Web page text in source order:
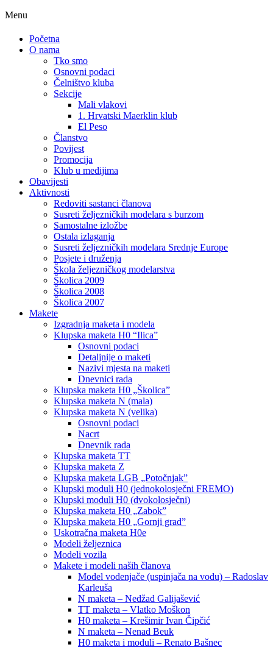
Menu
Početna
O nama
Tko smo
Osnovni podaci
Čelništvo kluba
Sekcije
Mali vlakovi
1. Hrvatski Maerklin klub
El Peso
Članstvo
Povijest
Promocija
Klub u medijima
Obavijesti
Aktivnosti
Redoviti sastanci članova
Susreti željezničkih modelara s burzom
Samostalne izložbe
Ostala izlaganja
Susreti željezničkih modelara Srednje Europe
Posjete i druženja
Škola željezničkog modelarstva
Školica 2009
Školica 2008
Školica 2007
Makete
Izgradnja maketa i modela
Klupska maketa H0 “Ilica”
Osnovni podaci
Detaljnije o maketi
Nazivi mjesta na maketi
Dnevnici rada
Klupska maketa H0 „Školica”
Klupska maketa N (mala)
Klupska maketa N (velika)
Osnovni podaci
Nacrt
Dnevnik rada
Klupska maketa TT
Klupska maketa Z
Klupska maketa LGB „Potočnjak”
Klupski moduli H0 (jednokolosječni FREMO)
Klupski moduli H0 (dvokolosječni)
Klupska maketa H0 „Zabok”
Klupska maketa H0 „Gornji grad”
Uskotračna maketa H0e
Modeli željeznica
Modeli vozila
Makete i modeli naših članova
Model vodenjače (uspinjača na vodu) – Radoslav
Karleuša
N maketa – Nedžad Galijašević
TT maketa – Vlatko Moškon
H0 maketa – Krešimir Ivan Čipčić
N maketa – Nenad Beuk
H0 maketa i moduli – Renato Bašnec